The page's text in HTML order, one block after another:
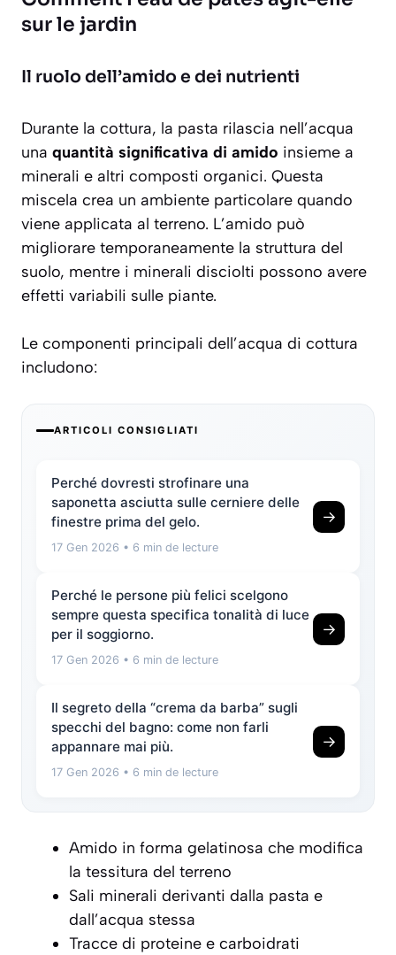
sur le jardin
Il ruolo dell’amido e dei nutrienti
Durante la cottura, la pasta rilascia nell’acqua
una quantità significativa di amido insieme a
minerali e altri composti organici. Questa
miscela crea un ambiente particolare quando
viene applicata al terreno. L’amido può
migliorare temporaneamente la struttura del
suolo, mentre i minerali disciolti possono avere
effetti variabili sulle piante.
Le componenti principali dell’acqua di cottura
includono:
ARTICOLI CONSIGLIATI
Perché dovresti strofinare una
saponetta asciutta sulle cerniere delle
finestre prima del gelo.
17 Gen 2026 • 6 min de lecture
→
Perché le persone più felici scelgono
sempre questa specifica tonalità di luce
per il soggiorno.
17 Gen 2026 • 6 min de lecture
→
Il segreto della “crema da barba” sugli
specchi del bagno: come non farli
appannare mai più.
17 Gen 2026 • 6 min de lecture
→
Amido in forma gelatinosa che modifica
la tessitura del terreno
Sali minerali derivanti dalla pasta e
dall’acqua stessa
Tracce di proteine e carboidrati